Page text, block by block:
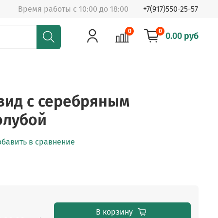
Время работы с 10:00 до 18:00 +7(917)550-25-57
0 0 0.00 руб
с серебряным
в сравнение
В корзину